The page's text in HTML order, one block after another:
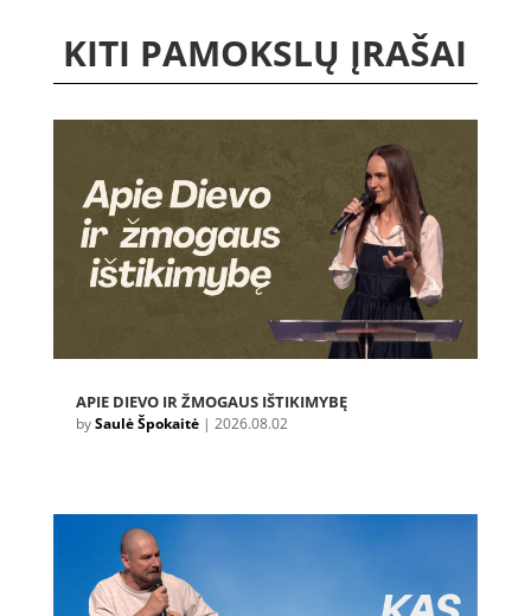
KITI PAMOKSLŲ ĮRAŠAI
APIE DIEVO IR ŽMOGAUS IŠTIKIMYBĘ
bySaulė Špokaitė| 2026.08.02